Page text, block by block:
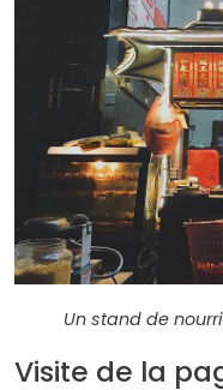
Un stand de
Visite de la